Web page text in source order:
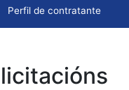
Perfil de contratante